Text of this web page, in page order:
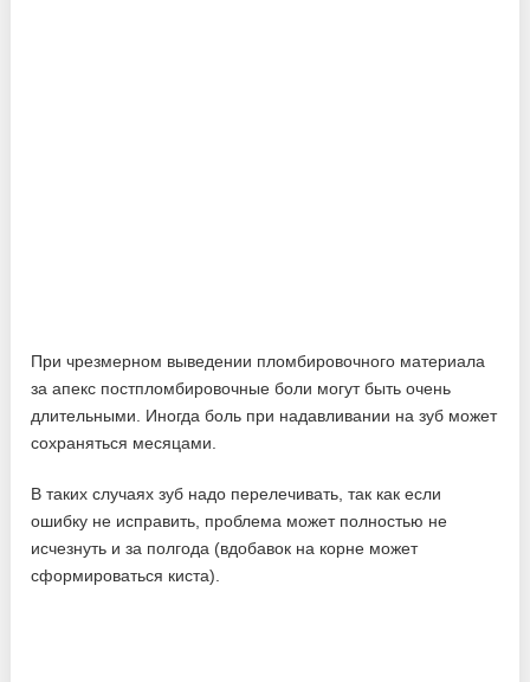
При чрезмерном выведении пломбировочного материала
за апекс постпломбировочные боли могут быть очень
длительными. Иногда боль при надавливании на зуб может
сохраняться месяцами.
В таких случаях зуб надо перелечивать, так как если
ошибку не исправить, проблема может полностью не
исчезнуть и за полгода (вдобавок на корне может
сформироваться киста).